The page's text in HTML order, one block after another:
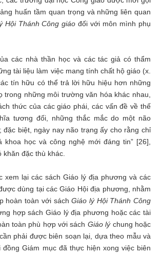
huấn tầm quan trọng và những liên quan
Hội Thánh Công giáo đối với môn mình phụ
các nhà thần học và các tác giả có thẩm
tài liệu làm việc mang tính chất hộ giáo (x.
tín hữu có thể trả lời hữu hiệu hơn những
trong những môi trường văn hóa khác nhau,
thức của các giáo phái, các vấn đề về thế
tương đối, những thắc mắc do một não
đặc biệt, ngày nay não trạng ấy cho rằng chỉ
khoa học và công nghệ mới đáng tin” [26],
đặc thù khác.
xem lại các sách Giáo lý địa phương và các
dùng tại các Giáo Hội địa phương, nhằm
hoàn toàn với sáchGiáo lý Hội Thánh Công
hợp sách Giáo lý địa phương hoặc các tài
toàn phù hợp với sách Giáo lýchung hoặc
phải được biên soạn lại, dựa theo mẫu và
Giám mục đã thực hiện xong việc biên